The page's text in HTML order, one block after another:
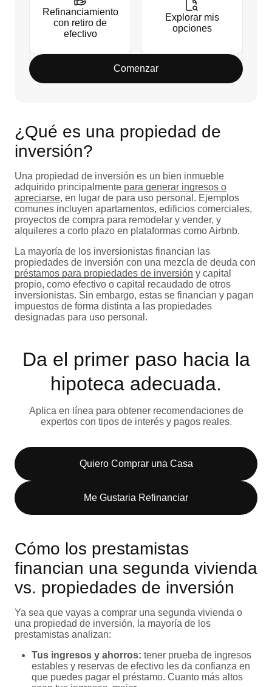
Refinanciamiento
con retiro de
efectivo
Explorar mis
opciones
Comenzar
¿Qué es una propiedad de
inversión?
Una propiedad de inversión es un bien inmueble
adquirido principalmente para generar ingresos o
apreciarse, en lugar de para uso personal. Ejemplos
comunes incluyen apartamentos, edificios comerciales,
proyectos de compra para remodelar y vender, y
alquileres a corto plazo en plataformas como Airbnb.
La mayoría de los inversionistas financian las
propiedades de inversión con una mezcla de deuda con
préstamos para propiedades de inversión y capital
propio, como efectivo o capital recaudado de otros
inversionistas. Sin embargo, estas se financian y pagan
impuestos de forma distinta a las propiedades
designadas para uso personal.
Da el primer paso hacia la
hipoteca adecuada.
Aplica en línea para obtener recomendaciones de
expertos con tipos de interés y pagos reales.
Quiero Comprar una Casa
Me Gustaria Refinanciar
Cómo los prestamistas
financian una segunda vivienda
vs. propiedades de inversión
Ya sea que vayas a comprar una segunda vivienda o
una propiedad de inversión, la mayoría de los
prestamistas analizan:
Tus ingresos y ahorros: tener prueba de ingresos
estables y reservas de efectivo les da confianza en
que puedes pagar el préstamo. Cuanto más altos